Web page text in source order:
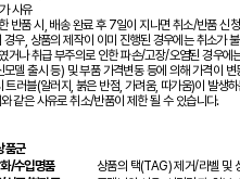
사유
반품 시, 배송 완료 후 7일이 지나면 취소/반품 신
우, 상품의 제작이 이미 진행된 경우에는 취소가
거나 취급 부주의로 인한 파손/고장/오염된 경우에
델 출시 등) 및 부품 가격변동 등에 의해 가격이
트러블(알러지, 붉은 반점, 가려움, 따가움)이 발생
같은 사유로 취소/반품이 제한 될 수 있습니다.
품군
/수입명품
상품의 택(TAG) 제거/라벨 및